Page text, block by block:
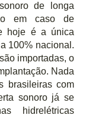
de longa
em caso de
hoje é a única
100% nacional.
importadas, o
Nada
brasileiras com
sonoro já se
hidrel étricas